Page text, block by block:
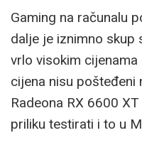
Gaming na računalu
dalje je iznimno skup
vrlo visokim
cijena nisu
Radeona RX 6600
priliku testirati i to u